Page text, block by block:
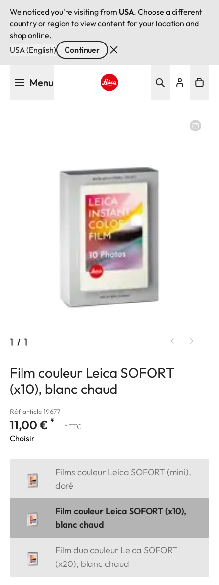
We noticed you're visiting from USA. Choose a different
country or region to view content for your location and
shop online.
USA (English)
Continuer
Menu
1 / 1
Film couleur Leica SOFORT
(x10), blanc chaud
Réf article 19677
11,00 € * * TTC
Choisir
Films couleur Leica SOFORT (mini),
doré
Film couleur Leica SOFORT (x10),
blanc chaud
Film duo couleur Leica SOFORT
(x20), blanc chaud